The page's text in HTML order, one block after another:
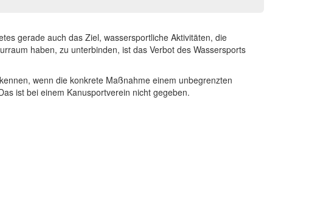
gerade auch das Ziel, wassersportliche Aktivitäten, die
haben, zu unterbinden, ist das Verbot des Wassersports
wenn die konkrete Maßnahme einem unbegrenzten
ist bei einem Kanusportverein nicht gegeben.